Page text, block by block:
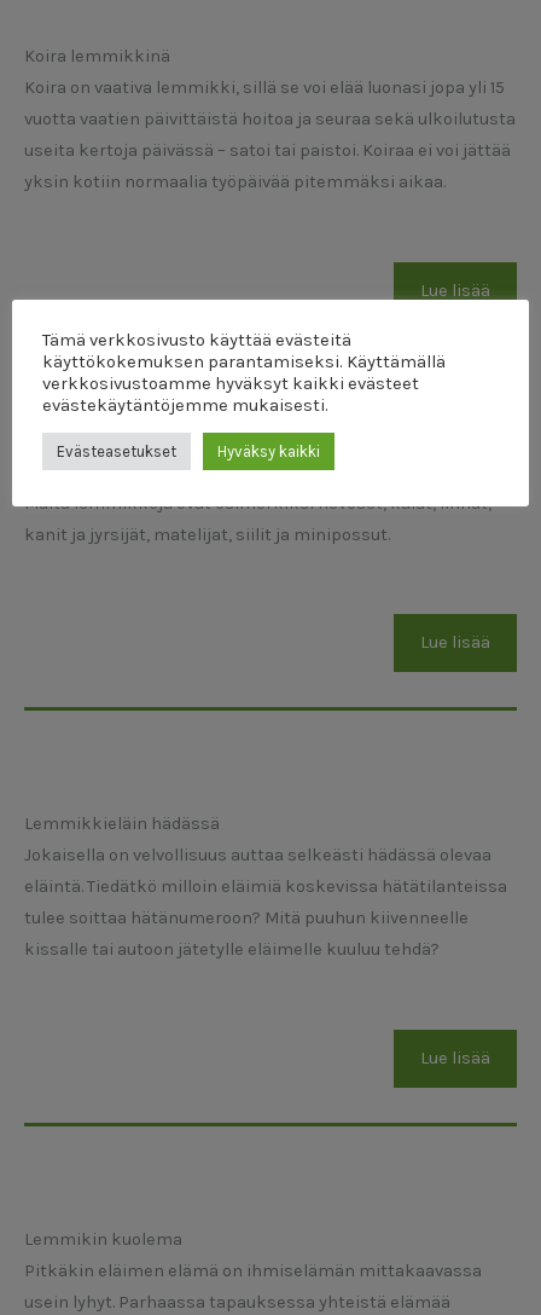
Koira lemmikkinä
Koira on vaativa lemmikki, sillä se voi elää luonasi jopa yli 15
vuotta vaatien päivittäistä hoitoa ja seuraa sekä ulkoilutusta
useita kertoja päivässä – satoi tai paistoi. Koiraa ei voi jättää
yksin kotiin normaalia työpäivää pitemmäksi aikaa.
Lue lisää
Muita lemmikkieläimiä
Muita lemmikkejä ovat esimerkiksi hevoset, kalat, linnut,
kanit ja jyrsijät, matelijat, siilit ja minipossut.
Lue lisää
Lemmikkieläin hädässä
Jokaisella on velvollisuus auttaa selkeästi hädässä olevaa
eläintä. Tiedätkö milloin eläimiä koskevissa hätätilanteissa
tulee soittaa hätänumeroon? Mitä puuhun kiivenneelle
kissalle tai autoon jätetylle eläimelle kuuluu tehdä?
Lue lisää
Lemmikin kuolema
Pitkäkin eläimen elämä on ihmiselämän mittakaavassa
usein lyhyt. Parhaassa tapauksessa yhteistä elämää
Tämä verkkosivusto käyttää evästeitä
käyttökokemuksen parantamiseksi. Käyttämällä
verkkosivustoamme hyväksyt kaikki evästeet
evästekäytäntöjemme mukaisesti.
Evästeasetukset Hyväksy kaikki